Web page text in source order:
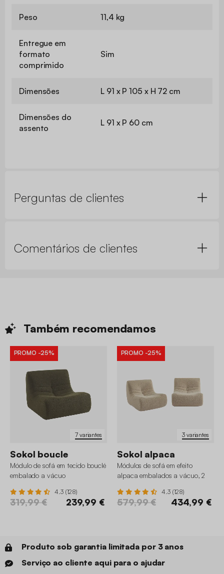
Peso 11,4 kg
Entregue em
formato
comprimido
Sim
Dimensões L 91 x P 105 x H 72 cm
Dimensões do
assento
L 91 x P 60 cm
Perguntas de clientes
Comentários de clientes
Também recomendamos
7 variantes
PROMO -25%
Sokol boucle
Módulo de sofá em tecido bouclé
embalado a vácuo
4.3 (128)
319,99 € 239,99 €
3 variantes
PROMO -25%
Sokol alpaca
Módulos de sofá em efeito
alpaca embalados a vácuo, 2
4.3 (128)
579,99 € 434,99 €
Produto sob garantia limitada por 3 anos
Serviço ao cliente aqui para o ajudar